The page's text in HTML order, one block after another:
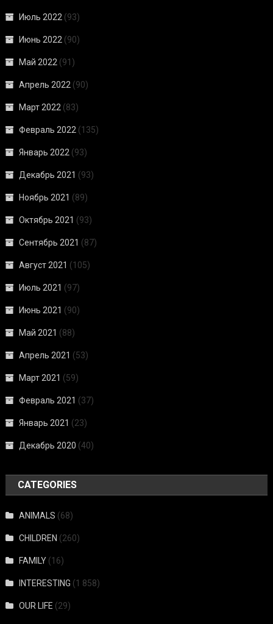
Июль 2022 (93)
Июнь 2022 (90)
Май 2022 (91)
Апрель 2022 (90)
Март 2022 (83)
Февраль 2022 (135)
Январь 2022 (93)
Декабрь 2021 (93)
Ноябрь 2021 (89)
Октябрь 2021 (93)
Сентябрь 2021 (87)
Август 2021 (105)
Июль 2021 (97)
Июнь 2021 (90)
Май 2021 (88)
Апрель 2021 (53)
Март 2021 (59)
Февраль 2021 (37)
Январь 2021 (23)
Декабрь 2020 (40)
CATEGORIES
ANIMALS (68)
CHILDREN (260)
FAMILY (16)
INTERESTING (1 858)
OUR LIFE (29)